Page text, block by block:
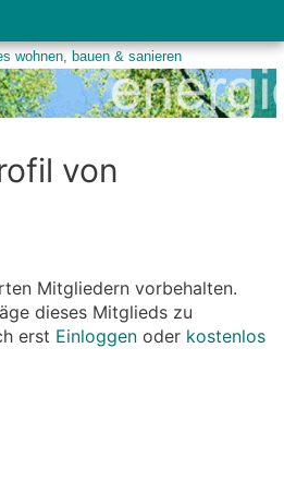
von
Mitgliedern vorbehalten.
dieses Mitglieds zu
erst Einloggen oder kostenlos